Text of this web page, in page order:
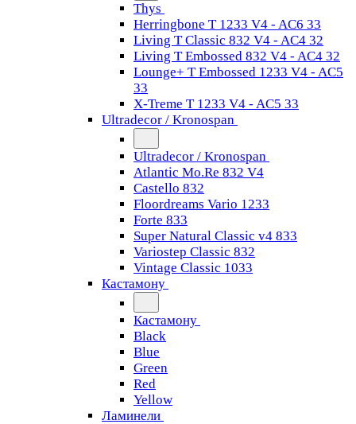
Thys
Herringbone T 1233 V4 - AC6 33
Living T Classic 832 V4 - AC4 32
Living T Embossed 832 V4 - AC4 32
Lounge+ T Embossed 1233 V4 - AC5
33
X-Treme T 1233 V4 - AC5 33
Ultradecor / Kronospan
Ultradecor / Kronospan
Atlantic Mo.Re 832 V4
Castello 832
Floordreams Vario 1233
Forte 833
Super Natural Classic v4 833
Variostep Classic 832
Vintage Classic 1033
Кастамону
Кастамону
Black
Blue
Green
Red
Yellow
Ламинели